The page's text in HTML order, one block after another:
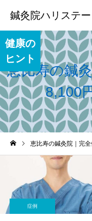
鍼灸院ハリステ
恵比寿の鍼
8,100
健康の
ヒント
恵比寿の鍼灸院｜完
症例